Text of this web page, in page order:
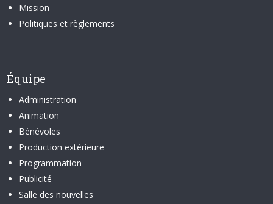
Mission
Politiques et règlements
Équipe
Administration
Animation
Bénévoles
Production extérieure
Programmation
Publicité
Salle des nouvelles